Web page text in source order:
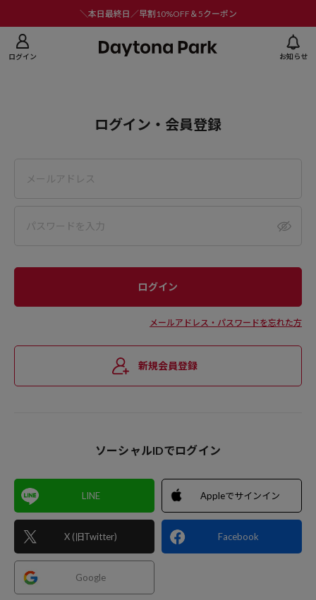
＼本日最終日／早割10%OFF＆5クーポン
ログイン お知らせ
ログイン・会員登録
メールアドレス・パスワードを忘れた方
新規会員登録
ソーシャルIDでログイン
LINE
X (旧Twitter)
Appleでサインイン
Facebook
Google